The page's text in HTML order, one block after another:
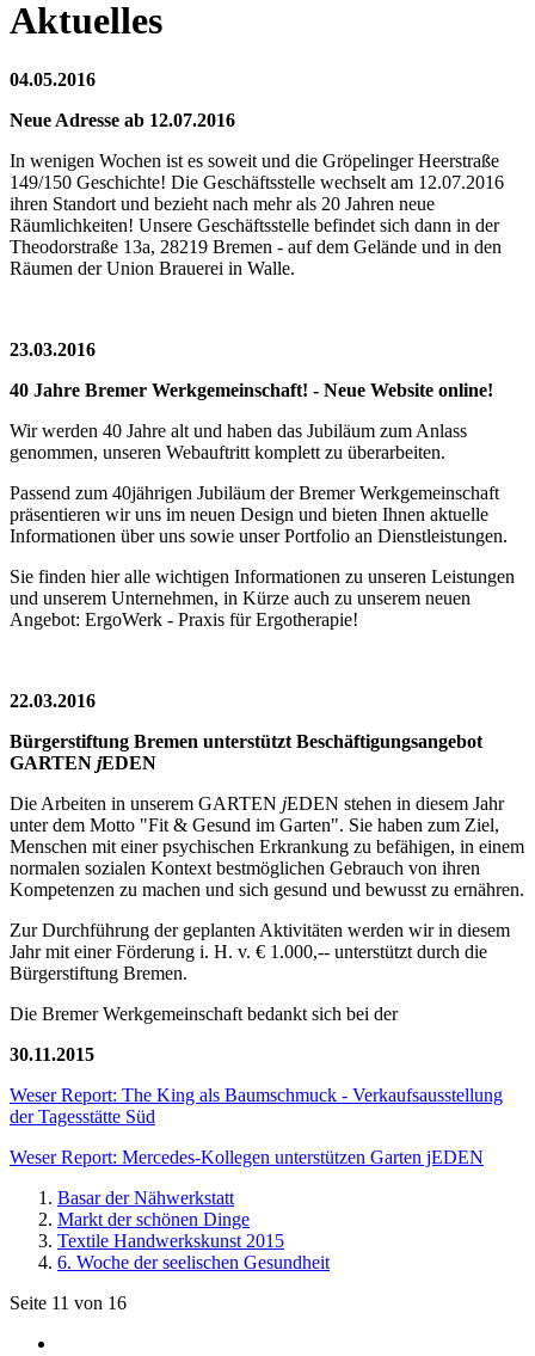
Aktuelles
04.05.2016
Neue Adresse ab 12.07.2016
In wenigen Wochen ist es soweit und die Gröpelinger Heerstraße
149/150 Geschichte! Die Geschäftsstelle wechselt am 12.07.2016
ihren Standort und bezieht nach mehr als 20 Jahren neue
Räumlichkeiten! Unsere Geschäftsstelle befindet sich dann in der
Theodorstraße 13a, 28219 Bremen - auf dem Gelände und in den
Räumen der Union Brauerei in Walle.
23.03.2016
40 Jahre Bremer Werkgemeinschaft! - Neue Website online!
Wir werden 40 Jahre alt und haben das Jubiläum zum Anlass
genommen, unseren Webauftritt komplett zu überarbeiten.
Passend zum 40jährigen Jubiläum der Bremer Werkgemeinschaft
präsentieren wir uns im neuen Design und bieten Ihnen aktuelle
Informationen über uns sowie unser Portfolio an Dienstleistungen.
Sie finden hier alle wichtigen Informationen zu unseren Leistungen
und unserem Unternehmen, in Kürze auch zu unserem neuen
Angebot: ErgoWerk - Praxis für Ergotherapie!
22.03.2016
Bürgerstiftung Bremen unterstützt Beschäftigungsangebot
GARTEN jEDEN
Die Arbeiten in unserem GARTEN jEDEN stehen in diesem Jahr
unter dem Motto "Fit & Gesund im Garten". Sie haben zum Ziel,
Menschen mit einer psychischen Erkrankung zu befähigen, in einem
normalen sozialen Kontext bestmöglichen Gebrauch von ihren
Kompetenzen zu machen und sich gesund und bewusst zu ernähren.
Zur Durchführung der geplanten Aktivitäten werden wir in diesem
Jahr mit einer Förderung i. H. v. € 1.000,-- unterstützt durch die
Bürgerstiftung Bremen.
Die Bremer Werkgemeinschaft bedankt sich bei der
30.11.2015
Weser Report: The King als Baumschmuck - Verkaufsausstellung
der Tagesstätte Süd
Weser Report: Mercedes-Kollegen unterstützen Garten jEDEN
Basar der Nähwerkstatt
Markt der schönen Dinge
Textile Handwerkskunst 2015
6. Woche der seelischen Gesundheit
Seite 11 von 16